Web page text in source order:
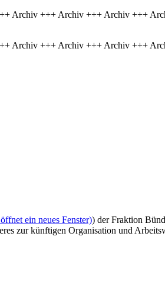
Archiv +++ Archiv +++ Archiv +++
Archiv +++ Archiv +++ Archiv +++
ein neues Fenster)) der Fraktion
zur künftigen Organisation und